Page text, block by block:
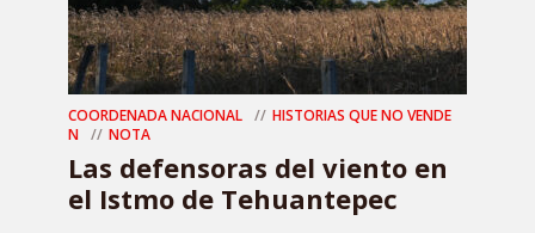
COORDENADA NACIONAL
HISTORIAS QUE NO VENDE
N
NOTA
Las defensoras del viento en
el Istmo de Tehuantepec